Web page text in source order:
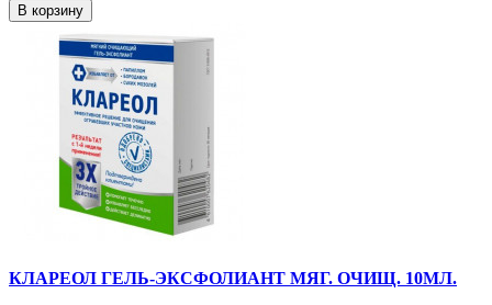
В корзину
КЛАРЕОЛ ГЕЛЬ-ЭКСФОЛИАНТ МЯГ. ОЧИЩ. 10МЛ.